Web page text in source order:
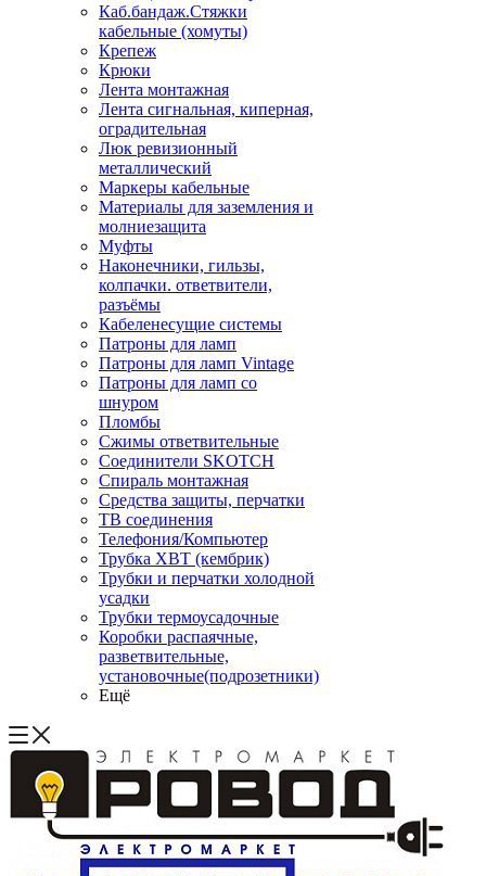
Каб.бандаж.Стяжки
кабельные (хомуты)
Крепеж
Крюки
Лента монтажная
Лента сигнальная, киперная,
оградительная
Люк ревизионный
металлический
Маркеры кабельные
Материалы для заземления и
молниезащита
Муфты
Наконечники, гильзы,
колпачки. ответвители,
разъёмы
Кабеленесущие системы
Патроны для ламп
Патроны для ламп Vintage
Патроны для ламп со
шнуром
Пломбы
Сжимы ответвительные
Соединители SKOTCH
Спираль монтажная
Средства защиты, перчатки
ТВ соединения
Телефония/Компьютер
Трубка ХВТ (кембрик)
Трубки и перчатки холодной
усадки
Трубки термоусадочные
Коробки распаячные,
разветвительные,
установочные(подрозетники)
Ещё